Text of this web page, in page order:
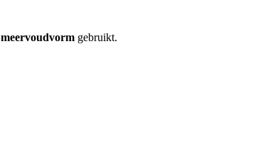
meervoudvorm gebruikt.